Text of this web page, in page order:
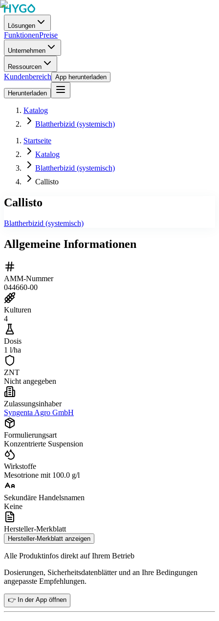
Lösungen
FunktionenPreise
Unternehmen
Ressourcen
Kundenbereich App herunterladen
Herunterladen
Katalog
Blattherbizid (systemisch)
Startseite
Katalog
Blattherbizid (systemisch)
Callisto
Callisto
Blattherbizid (systemisch)
Allgemeine Informationen
AMM-Nummer
044660-00
Kulturen
4
Dosis
1 l/ha
ZNT
Nicht angegeben
Zulassungsinhaber
Syngenta Agro GmbH
Formulierungsart
Konzentrierte Suspension
Wirkstoffe
Mesotrione mit 100.0 g/l
Sekundäre Handelsnamen
Keine
Hersteller-Merkblatt
Hersteller-Merkblatt anzeigen
Alle Produktinfos direkt auf Ihrem Betrieb
Dosierungen, Sicherheitsdatenblätter und an Ihre Bedingungen
angepasste Empfehlungen.
👉 In der App öffnen